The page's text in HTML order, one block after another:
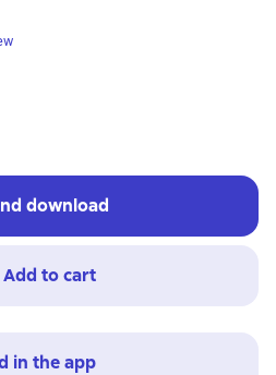
download
Add to cart
in the app